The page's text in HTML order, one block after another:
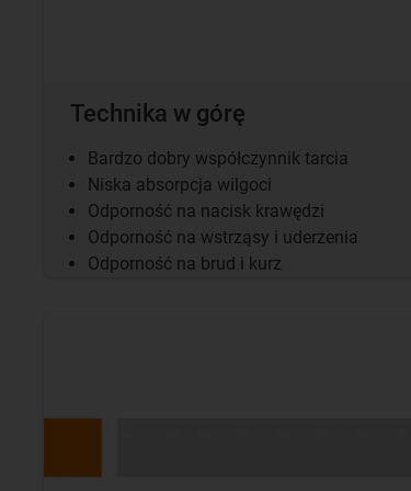
Technika w górę
Bardzo dobry współczynnik tarcia
Niska absorpcja wilgoci
Odporność na nacisk krawędzi
Odporność na wstrząsy i uderzenia
Odporność na brud i kurz